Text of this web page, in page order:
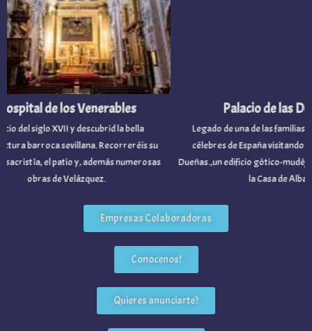
Palacio de las
Legado de una de las familias
célebres de España visitando el
Dueñas.,un edificio gótico-
la Casa de Alba.
de los Venerables
del siglo XVII y descubrid la bella
barroca sevillana. Recorreréis su
el patio y, además numerosas
obras de Velázquez.
Empresas Colaboradoras
Conocenos!
Quieres anunciarte?